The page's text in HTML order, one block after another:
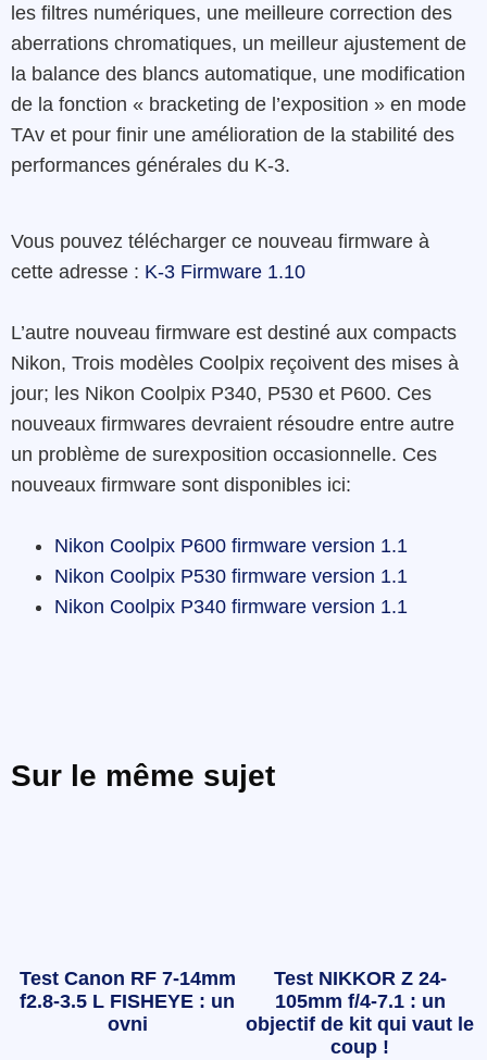
les filtres numériques, une meilleure correction des
aberrations chromatiques, un meilleur ajustement de
la balance des blancs automatique, une modification
de la fonction « bracketing de l’exposition » en mode
TAv et pour finir une amélioration de la stabilité des
performances générales du K-3.
Vous pouvez télécharger ce nouveau firmware à
cette adresse : K-3 Firmware 1.10
L’autre nouveau firmware est destiné aux compacts
Nikon, Trois modèles Coolpix reçoivent des mises à
jour; l es Nikon Coolpix P340, P530 et P600. Ces
nouveaux firmwares devraient résoudre entre autre
un problème de surexposition occasionnelle. Ces
nouveaux firmware sont disponibles ici:
Nikon Coolpix P600 firmware version 1.1
Nikon Coolpix P530 firmware version 1.1
Nikon Coolpix P340 firmware version 1.1
Sur le même sujet
Test Canon RF 7-14mm
f2.8-3.5 L FISHEYE : un
ovni
Test NIKKOR Z 24-
105mm f/4-7.1 : un
objectif de kit qui vaut le
coup !